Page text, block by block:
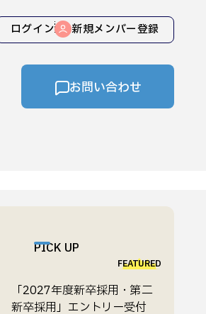
ログイン 新規メンバー登録
お問い合わせ
PICK UP
FEATURED
「2027年度新卒採用・第二
新卒採用」エントリー受付